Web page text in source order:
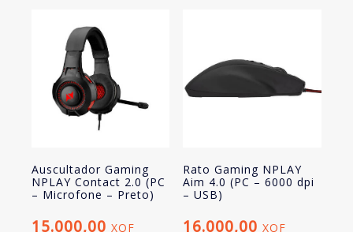
Auscultador Gaming
NPLAY Contact 2.0 (PC
– Microfone – Preto)
15.000,00 XOF
Rato Gaming NPLAY
Aim 4.0 (PC – 6000 dpi
– USB)
16.000,00XOF